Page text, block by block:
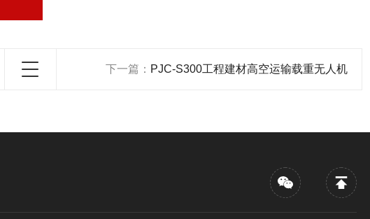
下一篇： PJC-S300工程建材高空运输载重无人机